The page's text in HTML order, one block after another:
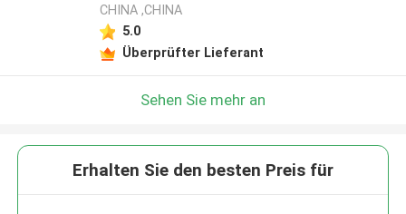
CHINA ,CHINA
5.0
Überprüfter Lieferant
Sehen Sie mehr an
Erhalten Sie den besten Preis für